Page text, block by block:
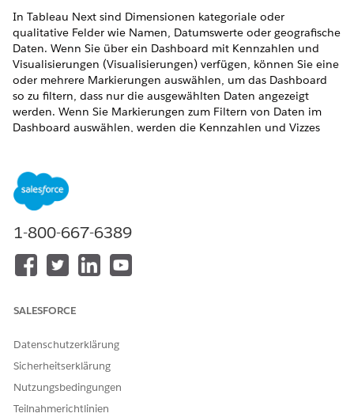
In Tableau Next sind Dimensionen kategoriale oder
qualitative Felder wie Namen, Datumswerte oder geografische
Daten. Wenn Sie über ein Dashboard mit Kennzahlen und
Visualisierungen (Visualisierungen) verfügen, können Sie eine
oder mehrere Markierungen auswählen, um das Dashboard
so zu filtern, dass nur die ausgewählten Daten angezeigt
werden. Wenn Sie Markierungen zum Filtern von Daten im
Dashboard auswählen, werden die Kennzahlen und Vizzes
aufweist, die Umsätze nach Kategorie und Region anzeigen,
können Sie auf Region klicken, um das Dashboard so zu
filtern, dass nur Daten für diese Region angezeigt werden.
auswählen, um das Dashboard zu filtern, indem Sie
verschiedene Dimensionen gleichzeitig verwenden.
ERFORDERLICHE EDITIONEN
Unterstützte Editionen anzeigen.
ERFORDERLICHE BENUTZERBERECHTIGUNGEN
Freigeben von Kennzahlen,
Dashboards und
Visualisierungen in Slack:
1-800-667-6389
SALESFORCE
Datenschutzerklärung
Sicherheitserklärung
Nutzungsbedingungen
Teilnahmerichtlinien